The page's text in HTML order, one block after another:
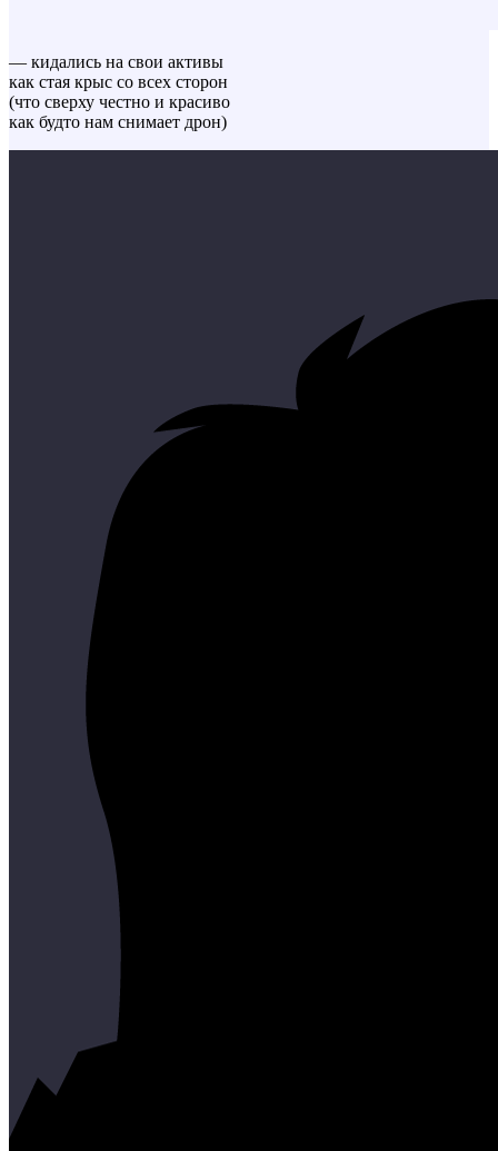
— кидались на свои активы
как стая крыс со всех сторон
(что сверху честно и красиво
как будто нам снимает дрон)